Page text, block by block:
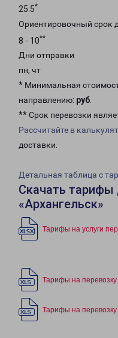
25.5*
Ориентировочный срок
8 - 10**
Дни отправки
пн, чт
* Минимальная
направлению: руб.
** Срок перевозки
Рассчитайте в
доставки.
Детальная таблица с
Скачать тарифы
«Архангельск»
Тарифы на услуги
Тарифы на
Тарифы на